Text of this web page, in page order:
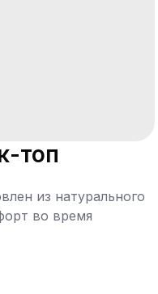
топ
из натурального
во время